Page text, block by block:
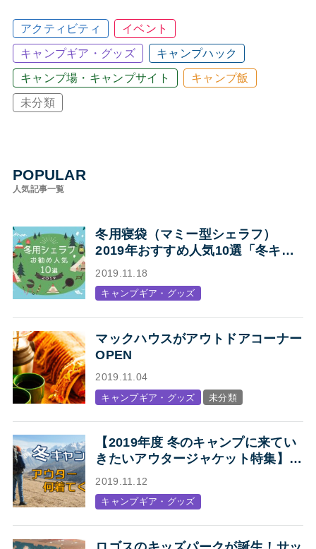
アクティビティ イベント
キャンプギア・グッズ キャンプハック
キャンプ場・キャンプサイト キャンプ飯
未分類
POPULAR
人気記事一覧
冬用寝袋（マミー型シェラフ）
2019年おすすめ人気10選「冬キャ
ンプの寝袋はマミー型シェラフで決
まり！」
2019.11.18
キャンプギア・グッズ
マックハウスがアウトドアコーナー
OPEN
2019.11.04
キャンプギア・グッズ 未分類
【2019年度 冬のキャンプに来てい
きたいアウタージャケット特集】キ
ャンプ・アウトドアにオススメの、
人気アウトドアブランド各社のジャ
ケットまとめ【Mens】
2019.11.12
キャンプギア・グッズ